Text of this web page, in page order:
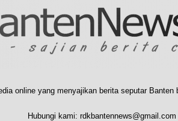
online yang menyajikan berita seputar
Hubungi kami: rdkbantennews@gmail.com